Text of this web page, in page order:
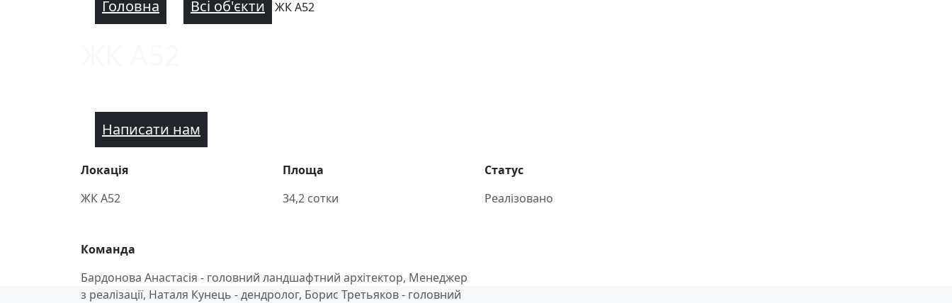
Головна Всі об'єкти ЖК А52
Написати нам
Локація
ЖК А52
Площа
34,2 сотки
Статус
Реалізовано
Команда
Бардонова Анастасія - головний ландшафтний архітектор, Менеджер
з реалізації, Наталя Кунець - дендролог, Борис Третьяков - головний